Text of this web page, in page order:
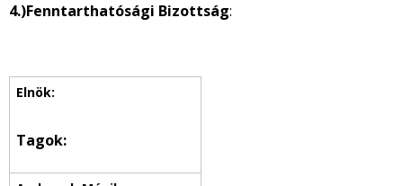
4.)Fenntarthatósági Bizottság:
Tagok: